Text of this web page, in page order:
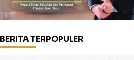
BERITA TERPOPULER